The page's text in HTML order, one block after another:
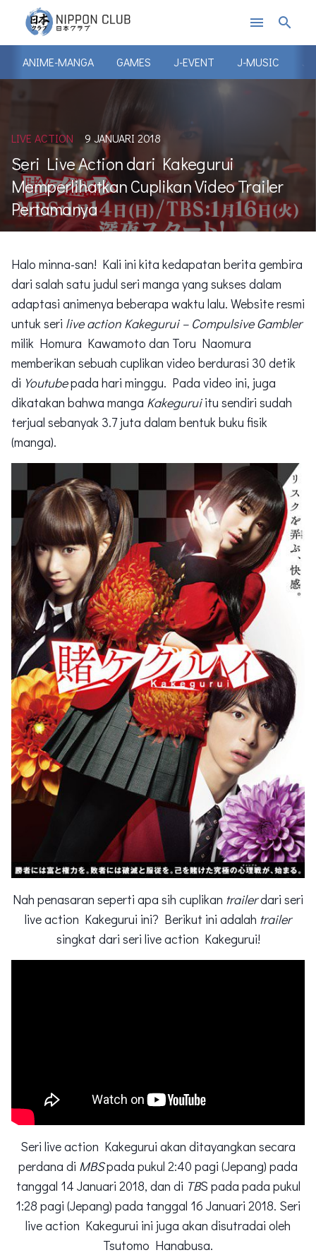
menu search
ANIME-MANGA GAMES J-EVENT J-MUSIC J-
LIVE ACTION 9 JANUARI 2018
Seri Live Action dari Kakegurui
Memperlihatkan Cuplikan Video Trailer
Pertamanya
Halo minna-san! Kali ini kita kedapatan berita gembira
dari salah satu judul seri manga yang sukses dalam
adaptasi animenya beberapa waktu lalu. Website resmi
untuk seri live action Kakegurui – Compulsive Gambler
milik Homura Kawamoto dan Toru Naomura
memberikan sebuah cuplikan video berdurasi 30 detik
di Youtubepada hari minggu. Pada video ini, juga
dikatakan bahwa manga Kakeguruiitu sendiri sudah
terjual sebanyak 3.7 juta dalam bentuk buku fisik
(manga).
Nah penasaran seperti apa sih cuplikan trailerdari seri
live action Kakegurui ini? Berikut ini adalah trailer
singkat dari seri live action Kakegurui!
Seri live action Kakegurui akan ditayangkan secara
perdana di MBSpada pukul 2:40 pagi (Jepang) pada
tanggal 14 Januari 2018, dan di TBS pada pada pukul
1:28 pagi (Jepang) pada tanggal 16 Januari 2018. Seri
live action Kakegurui ini juga akan disutradai oleh
Tsutomo Hanabusa.